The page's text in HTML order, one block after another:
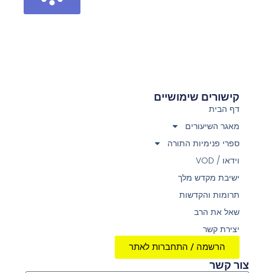
קישורים שימושיים
דף הבית
מאגר השיעורים
ספרי פנימיות התורה
וידאו / VOD
ישיבת מקדש מלך
תרומות והקדשות
שאל את הרב
יצירת קשר
הרשמה / התחברות לאתר
צור קשר